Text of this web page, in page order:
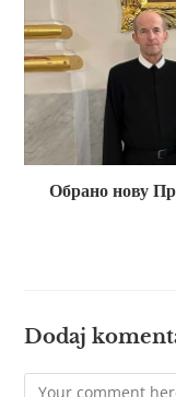
Обрано нову
Dodaj